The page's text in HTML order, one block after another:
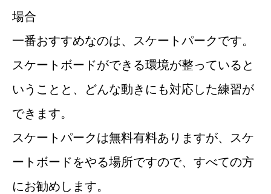
場合
一番おすすめなのは、スケートパークです。
スケートボードができる環境が整っていると
いうことと、どんな動きにも対応した練習が
できます。
スケートパークは無料有料ありますが、スケ
ートボードをやる場所ですので、すべての方
にお勧めします。